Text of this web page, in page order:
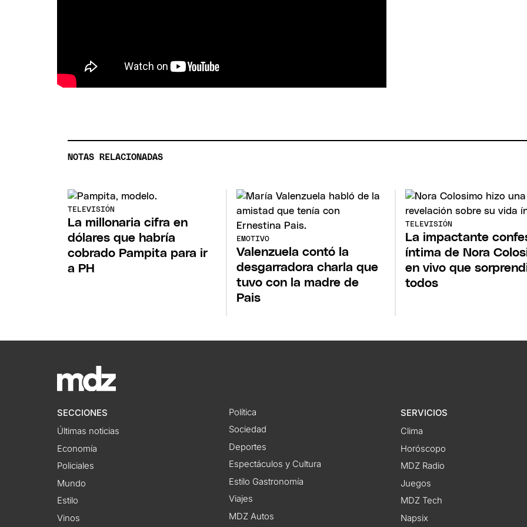
NOTAS RELACIONADAS
TELEVISIÓN
La millonaria cifra en
dólares que habría
cobrado Pampita para ir
a PH
EMOTIVO
Valenzuela contó la
desgarradora charla que
tuvo con la madre de
Pais
TELEVISIÓN
La impactante
íntima de Nora
en vivo que
todos
SECCIONES
Últimas noticias
Economía
Policiales
Mundo
Estilo
Vinos
Política
Sociedad
Deportes
Espectáculos y Cultura
Estilo Gastronomía
Viajes
MDZ Autos
SERVICIOS
Clima
Horóscopo
MDZ Radio
Juegos
MDZ Tech
Napsix